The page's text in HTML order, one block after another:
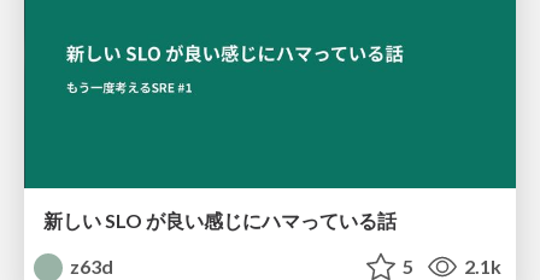
新しい SLO が良い感じにハマっている話
z63d
5 2.1k